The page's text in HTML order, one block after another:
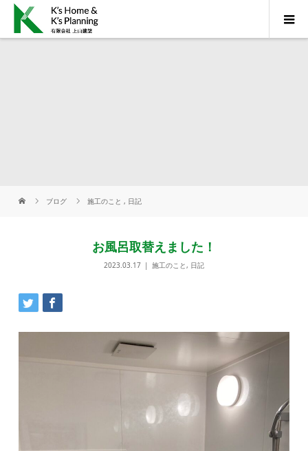
ブログ 施工のこと , 日記
お風呂取替えました！
2023.03.17 施工のこと , 日記